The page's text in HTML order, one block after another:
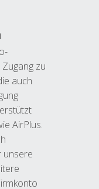
zu
auch
AirPlus.
unsere